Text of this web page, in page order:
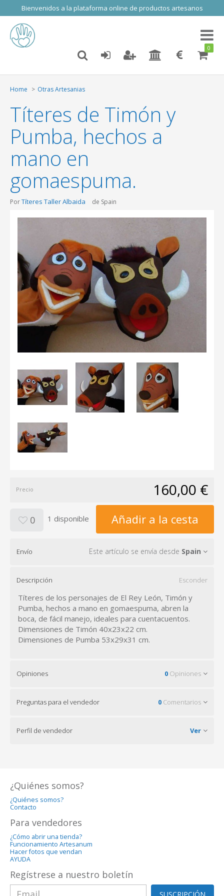
Bienvenidos a la plataforma online de productos artesanos
Toggle
0
Home Otras Artesanias
Títeres de Timón y
Pumba, hechos a
mano en
gomaespuma.
PorTíteres Taller Albaida de Spain
Precio 160,00 €
0 1 disponible Añadir a la cesta
Envío Este artículo se envía desde Spain
Descripción Esconder
Títeres de los personajes de El Rey León, Timón y
Pumba, hechos a mano en gomaespuma, abren la
boca, de fácil manejo, ideales para cuentacuentos.
Dimensiones de Timón 40x23x22 cm.
Dimensiones de Pumba 53x29x31 cm.
Opiniones 0 Opiniones
Preguntas para el vendedor 0 Comentarios
Perfil de vendedor Ver
¿Quiénes somos?
¿Quiénes somos?
Contacto
Para vendedores
¿Cómo abrir una tienda?
Funcionamiento Artesanum
Hacer fotos que vendan
AYUDA
Regístrese a nuestro boletín